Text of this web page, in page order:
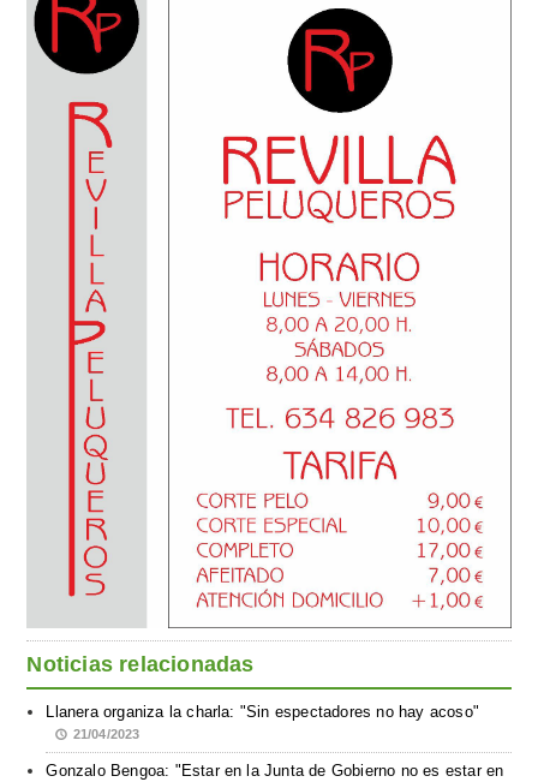
Noticias relacionadas
Llanera organiza la charla: "Sin espectadores no hay acoso"
21/04/2023
Gonzalo Bengoa: "Estar en la Junta de Gobierno no es estar en